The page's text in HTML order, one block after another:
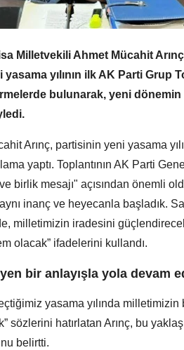
Milletvekili Ahmet Mücahit
yılının ilk AK Parti Grup
bulunarak, yeni
Arınç, partisinin yeni yasama
yaptı. Toplantının AK Parti
birlik mesajı" açısından önemli
inanç ve heyecanla başladık.
milletimizin iradesini
olacak” ifadelerini kullandı.
bir anlayışla yola devam
yasama yılında
sözlerini hatırlatan Arınç, bu
belirtti.